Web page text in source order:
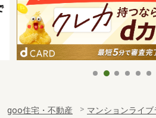
goo住宅・不動産 マンションライブ